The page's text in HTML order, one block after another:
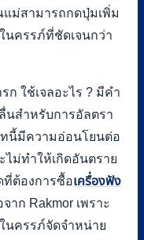
แม่สามารถกดปุ่มเพิ่ม
นครรภ์ที่ชัดเจนกว่า
ก ใช้เจลอะไร ? มีคำ
นสำหรับการอัลตรา
ทนี้มีความอ่อนโยนต่อ
ไม่ทำให้เกิดอันตราย
ต้องการซื้อเครื่องฟัง
ก Rakmor เพราะ
นครรภ์จัดจำหน่าย